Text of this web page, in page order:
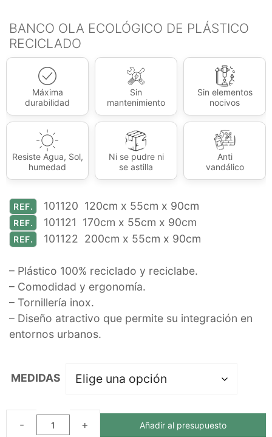
BANCO OLA ECOLÓGICO DE PLÁSTICO
RECICLADO
Máxima
durabilidad
Sin
mantenimiento
Sin elementos
nocivos
Resiste Agua, Sol,
humedad
Ni se pudre ni
se astilla
Anti
vandálico
REF. 101120 120cm x 55cm x 90cm
REF. 101121 170cm x 55cm x 90cm
REF. 101122 200cm x 55cm x 90cm
– Plástico 100% reciclado y reciclabe.
– Comodidad y ergonomía.
– Tornillería inox.
– Diseño atractivo que permite su integración en
entornos urbanos.
MEDIDAS
Añadir al presupuesto